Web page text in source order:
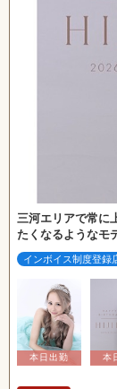
三河エリアで常に
たくなるようなモ
インボイス制度登録